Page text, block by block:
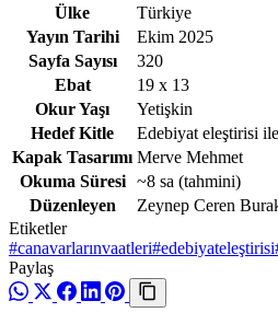
Ülke
Türkiye
Yayın Tarihi
Ekim 2025
Sayfa Sayısı
320
Ebat
19 x 13
Okur Yaşı
Yetişkin
Hedef Kitle
Edebiyat eleştirisi
Kapak Tasarımı Merve Mehmet
Okuma Süresi
~8 sa (tahmini)
Düzenleyen
Zeynep Ceren
Etiketler
#canavarlarınvaatleri#edebiyateleştirisi
Paylaş